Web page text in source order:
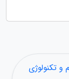
و تکنولوژی